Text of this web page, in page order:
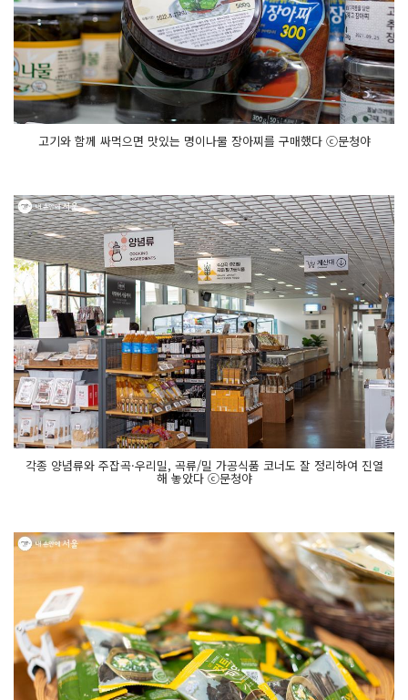
고기와 함께 싸먹으면 맛있는 명이나물 장아찌를 구매했다 ⓒ문청야
각종 양념류와 주잡곡·우리밀, 곡류/밀 가공식품 코너도 잘 정리하여 진열
해 놓았다 ⓒ문청야